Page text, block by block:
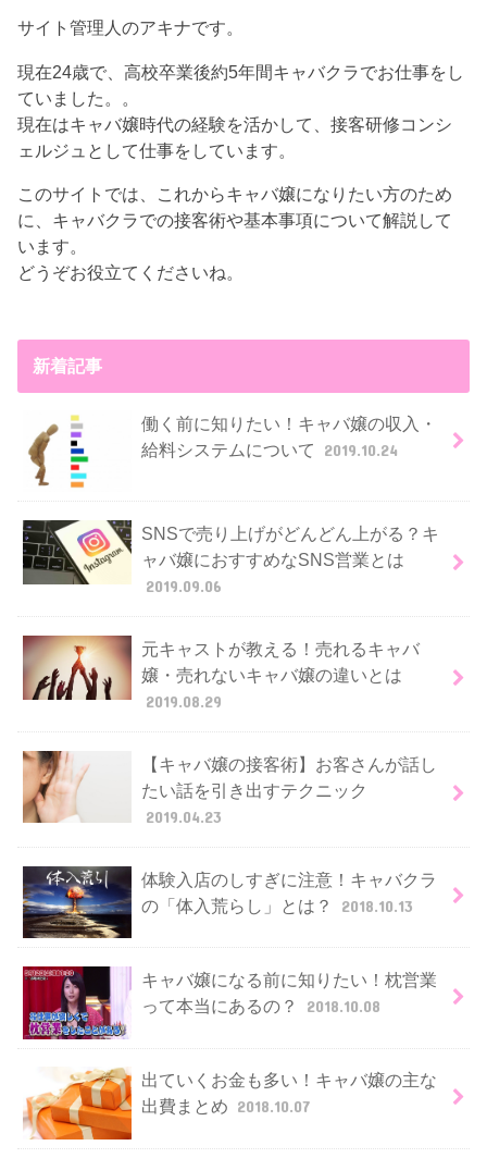
サイト管理人のアキナです。
現在24歳で、高校卒業後約5年間キャバクラでお仕事をし
ていました。。
現在はキャバ嬢時代の経験を活かして、接客研修コンシ
ェルジュとして仕事をしています。
このサイトでは、これからキャバ嬢になりたい方のため
に、キャバクラでの接客術や基本事項について解説して
います。
どうぞお役立てくださいね。
新着記事
働く前に知りたい！キャバ嬢の収入・
給料システムについて
2019.10.24
SNSで売り上げがどんどん上がる？キ
ャバ嬢におすすめなSNS営業とは
2019.09.06
元キャストが教える！売れるキャバ
嬢・売れないキャバ嬢の違いとは
2019.08.29
【キャバ嬢の接客術】お客さんが話し
たい話を引き出すテクニック
2019.04.23
体験入店のしすぎに注意！キャバクラ
の「体入荒らし」とは？
2018.10.13
キャバ嬢になる前に知りたい！枕営業
って本当にあるの？
2018.10.08
出ていくお金も多い！キャバ嬢の主な
出費まとめ 2018.10.07